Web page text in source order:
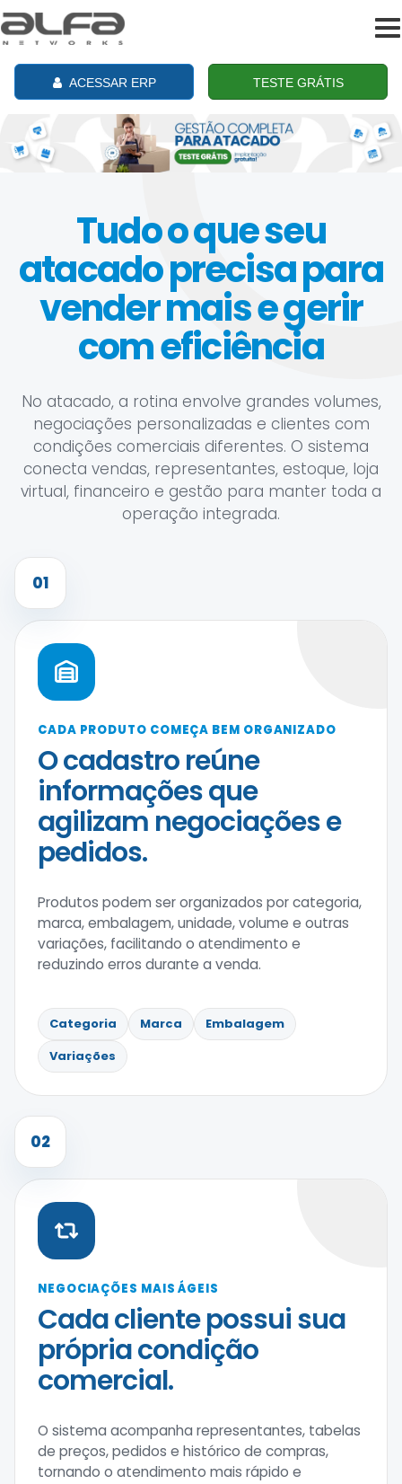
ACESSAR ERP TESTE GRÁTIS
Tudo o que seu
atacado precisa para
vender mais e gerir
com eficiência
No atacado, a rotina envolve grandes volumes,
negociações personalizadas e clientes com
condições comerciais diferentes. O sistema
conecta vendas, representantes, estoque, loja
virtual, financeiro e gestão para manter toda a
operação integrada.
01
CADA PRODUTO COMEÇA BEM ORGANIZADO
O cadastro reúne
informações que
agilizam negociações e
pedidos.
Produtos podem ser organizados por categoria,
marca, embalagem, unidade, volume e outras
variações, facilitando o atendimento e
reduzindo erros durante a venda.
Categoria Marca
Embalagem
Variações
02
NEGOCIAÇÕES MAIS ÁGEIS
Cada cliente possui sua
própria condição
comercial.
O sistema acompanha representantes, tabelas
de preços, pedidos e histórico de compras,
tornando o atendimento mais rápido e